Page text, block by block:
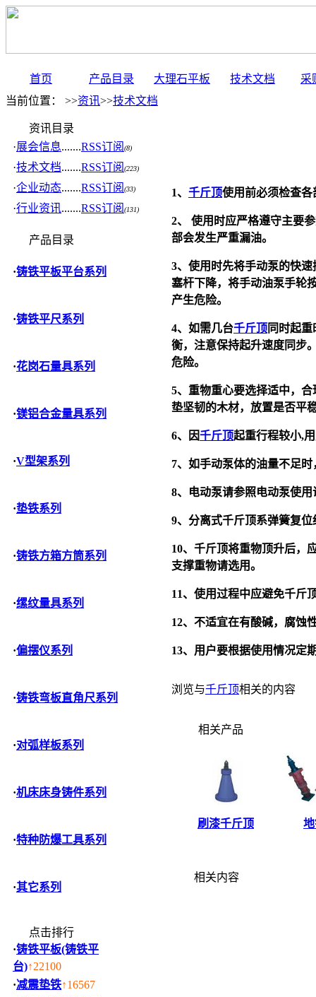
首页 产品目录 大理石平板 技术文档
采
当前位置： >>资讯>>技术文档
资讯目录
·展会信息.......RSS订阅 (8)
·技术文档.......RSS订阅 (223)
·企业动态.......RSS订阅 (33)
·行业资讯.......RSS订阅 (131)
产品目录
·铸铁平板平台系列
·铸铁平尺系列
·花岗石量具系列
·镁铝合金量具系列
·V型架系列
·垫铁系列
·铸铁方箱方筒系列
·缧纹量具系列
·偏摆仪系列
·铸铁弯板直角尺系列
·对弧样板系列
·机床床身铸件系列
·特种防爆工具系列
·其它系列
点击排行
·铸铁平板(铸铁平
台)↑22100
·减震垫铁↑16567
1、 千斤顶使用前必须检查
2、 使用时应严格遵守主要
部会发生严重漏油。
3、使用时先将手动泵的快
塞杆下降，将手动油泵手轮
产生危险。
4、如需几台千斤顶同时起
衡，注意保持起升速度同步
危险。
5、重物重心要选择适中，合
垫坚韧的木材，放置是否平
6、因千斤顶起重行程较小,
7、如手动泵体的油量不足
8、电动泵请参照电动泵使用
9、分离式千斤顶系弹簧复
10、 千斤顶将重物顶升后，
支撑重物请选用。
11、使用过程中应避免千斤
12、不适宜在有酸碱，腐蚀
13、用户要根据使用情况定
浏览与千斤顶相关的内容
相关产品
刷漆千斤顶
相关内容